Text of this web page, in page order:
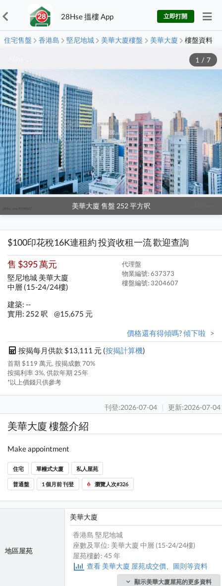
28Hse 搵樓 App 立即打開
住宅售盤 香港島 堅尼地城 美華大廈樓盤 美華大廈 樓盤資料
美華大廈 售盤 252 平方呎
1 / 7
$100印花稅16K連租約 投資收租一流 歡迎查詢
售 $395 萬元
堅尼地城 美華大廈
中層 (15-24/24樓)
代理盤
物業編號: 637373
樓盤編號: 3204607
建築: --
實用: 252 呎
@15,675 元
價格還有得傾嗎? 傾下啦 >
按揭每月供款 $13,111 元 (按揭計算機)
首期 $119 萬元, 按揭成數 70%
按揭利率 3%, 供款年期 25年
*以上價錢只供參考
刊登:2026-07-04 | 更新:2026-07-04
美華大廈 樓盤介紹
Make appointment
住宅 單幢式大廈 私人屋苑
普通盤 1 個月前 刊登 瀏覽人次#326
地區屋苑
美華大廈
香港島 堅尼地城
座數及單位: 美華大廈 中層 (15-24/24樓)
屋苑樓齡: 45 年
查看 美華大廈 屋苑成交價、圖則等資料
顯示美華大廈屋苑的更多資料